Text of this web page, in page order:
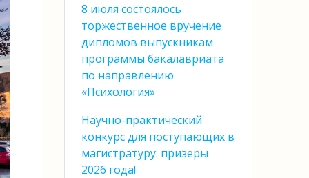
8 июля состоялось
торжественное вручение
дипломов выпускникам
программы бакалавриата
по направлению
«Психология»
Научно-практический
конкурс для поступающих в
магистратуру: призеры
2026 года!